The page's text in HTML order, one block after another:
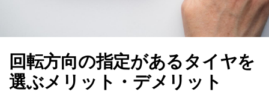
回転方向の指定があるタイヤを
選ぶメリット・デメリット